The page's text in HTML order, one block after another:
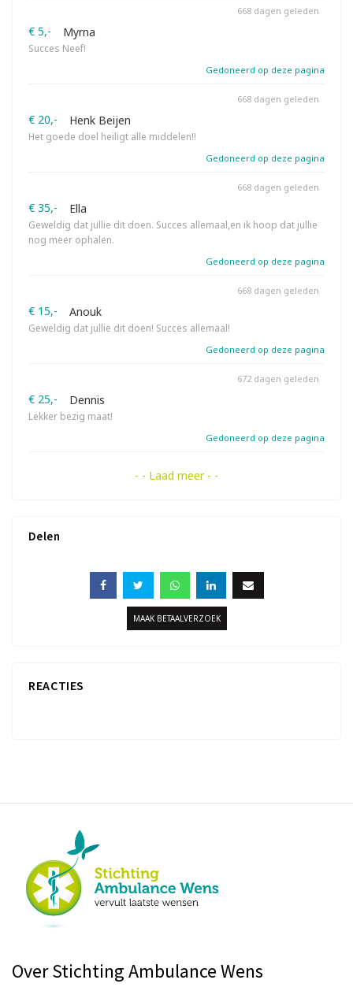
€ 5,- Myrna
Succes Neef!
668 dagen geleden
Gedoneerd op deze pagina
€ 20,- Henk Beijen
Het goede doel heiligt alle middelen!!
668 dagen geleden
Gedoneerd op deze pagina
€ 35,- Ella
Geweldig dat jullie dit doen. Succes allemaal,en ik hoop dat jullie
nog meer ophalen.
668 dagen geleden
Gedoneerd op deze pagina
€ 15,- Anouk
Geweldig dat jullie dit doen! Succes allemaal!
668 dagen geleden
Gedoneerd op deze pagina
€ 25,- Dennis
Lekker bezig maat!
672 dagen geleden
Gedoneerd op deze pagina
- - Laad meer - -
Delen
MAAK BETAALVERZOEK
REACTIES
Over Stichting Ambulance Wens